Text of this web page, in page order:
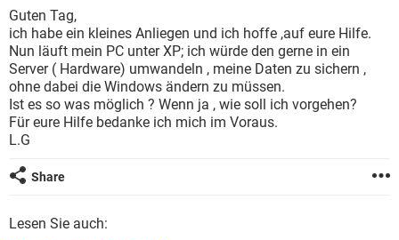
WHATSAPP
FACEBOOK HARDWARE
WINDOWS 10
WHATSAPP TIKTOK
FACEBOOK HARDWARE
SPIELE
ANDROID IOS
WINDOWS 10 INSTAGRAM
WHATSAPP TIKTOK
FACEBOOK HARDWARE
Guten Tag,
ich habe ein kleines Anliegen und ich hoffe ,auf eure Hilfe.
Nun läuft mein PC unter XP; ich würde den gerne in ein
Server ( Hardware) umwandeln , meine Daten zu sichern ,
ohne dabei die Windows ändern zu müssen.
Ist es so was möglich ? Wenn ja , wie soll ich vorgehen?
Für eure Hilfe bedanke ich mich im Voraus.
L.G
Share
Lesen Sie auch: